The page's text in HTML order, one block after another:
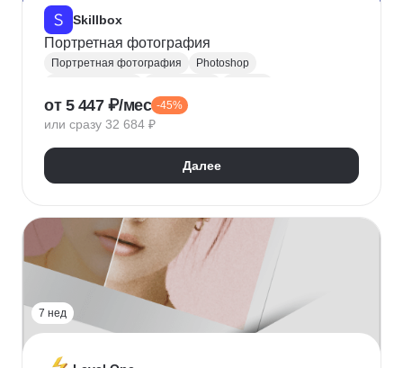
Skillbox
Портретная фотография
Портретная фотография
Photoshop
Обработка фотографий
Adobe Lightroom
Настройка освещения
Фотосъемка
от 5 447 ₽/мес -45%
или сразу 32 684 ₽
Далее
7 нед